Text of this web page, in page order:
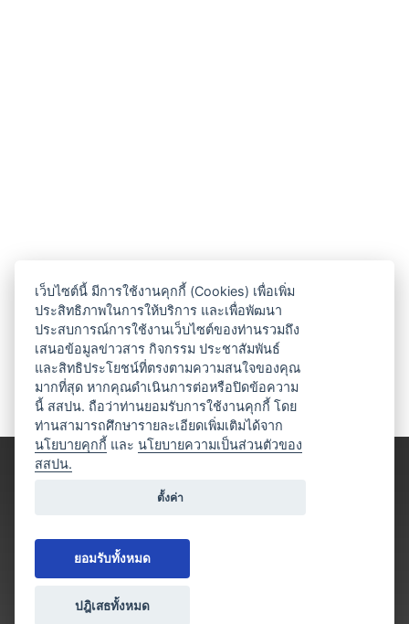
เว็บไซต์นี้ มีการใช้งานคุกกี้ (Cookies) เพื่อเพิ่ม
ประสิทธิภาพในการให้บริการ และเพื่อพัฒนา
ประสบการณ์การใช้งานเว็บไซต์ของท่านรวมถึง
เสนอข้อมูลข่าวสาร กิจกรรม ประชาสัมพันธ์
และสิทธิประโยชน์ที่ตรงตามความสนใจของคุณ
มากที่สุด หากคุณดำเนินการต่อหรือปิดข้อความ
นี้ สสปน. ถือว่าท่านยอมรับการใช้งานคุกกี้ โดย
ท่านสามารถศึกษารายละเอียดเพิ่มเติมได้จาก
นโยบายคุกกี้ และนโยบายความเป็นส่วนตัวของ
สสปน.
ตั้งค่า
ยอมรับทั้งหมด
ปฎิเสธทั้งหมด